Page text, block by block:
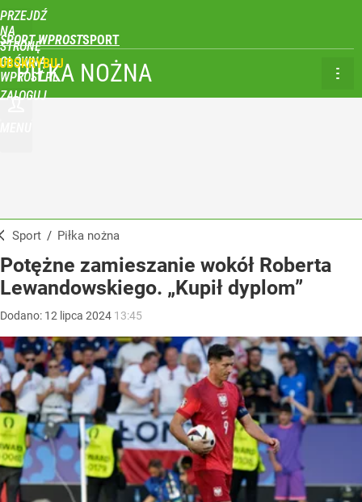
PRZEJDŹ
NA
STRONĘ
GŁÓWNĄ
WPROST.PL
SPORT WPROST
ZALOGUJ
PIŁKA NOŻNA
Sport / Piłka nożna
Potężne zamieszanie wokół Roberta
Lewandowskiego. „Kupił dyplom”
Dodano: 12 lipca 2024 13:45